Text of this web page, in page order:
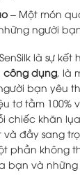
– Một món
người
là sự kết
công dụng, là
bạn yêu
tơ tằm 100%
chiếc khăn lụa
đầy sang
phần không
bạn và những